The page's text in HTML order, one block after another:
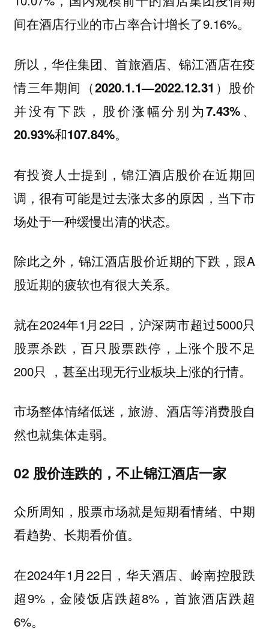
间在酒店行业的市占率合计增长了9.16%。
所以，华住集团、首旅酒店、锦江酒店在疫
情三年期间（2020.1.1—2022.12.31）股价
并没有下跌，股价涨幅分别为7.43%、
20.93%和107.84%。
有投资人士提到，锦江酒店股价在近期回
调，很有可能是过去涨太多的原因，当下市
场处于一种缓慢出清的状态。
除此之外，锦江酒店股价近期的下跌，跟A
股近期的疲软也有很大关系。
就在2024年1月22日，沪深两市超过5000只
股票杀跌，百只股票跌停，上涨个股不足
200只 ，甚至出现无行业板块上涨的行情。
市场整体情绪低迷，旅游、酒店等消费股自
然也就集体走弱。
02 股价连跌的，不止锦江酒店一家
众所周知，股票市场就是短期看情绪、中期
看趋势、长期看价值。
在2024年1月22日，华天酒店、岭南控股跌
超9%，金陵饭店跌超8%，首旅酒店跌超
6%。